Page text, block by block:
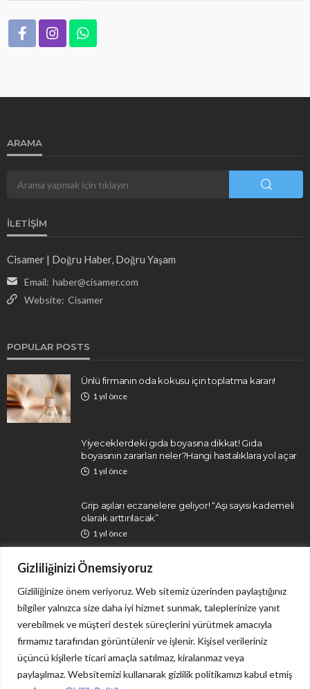
Gizliliğinizi Önemsiyoruz
Gizliliğinize önem veriyoruz. Web sitemiz üzerinden paylaştığınız
bilgiler yalnızca size daha iyi hizmet sunmak, taleplerinize yanıt
verebilmek ve müşteri destek süreçlerini yürütmek amacıyla
firmamız tarafından görüntülenir ve işlenir. Kişisel verileriniz
üçüncü kişilerle ticari amaçla satılmaz, kiralanmaz veya
paylaşılmaz. Websitemizi kullanarak gizlilik politikamızı kabul etmiş
ARAMA
İLETIŞIM
Cisamer | Doğru Haber, Doğru Yaşam
Email: haber@cisamer.com
Website: Cisamer
POPULAR POSTS
Ünlü firmanın oda kokusu için toplatma kararı!
1 yıl önce
Yiyeceklerdeki gıda boyasına dikkat! Gıda
boyasının zararları neler?Hangi hastalıklara yol açar
1 yıl önce
Grip aşıları eczanelere geliyor! “Aşı sayısı kademeli
olarak arttırılacak”
1 yıl önce
İletişim Gizlilik Politikası